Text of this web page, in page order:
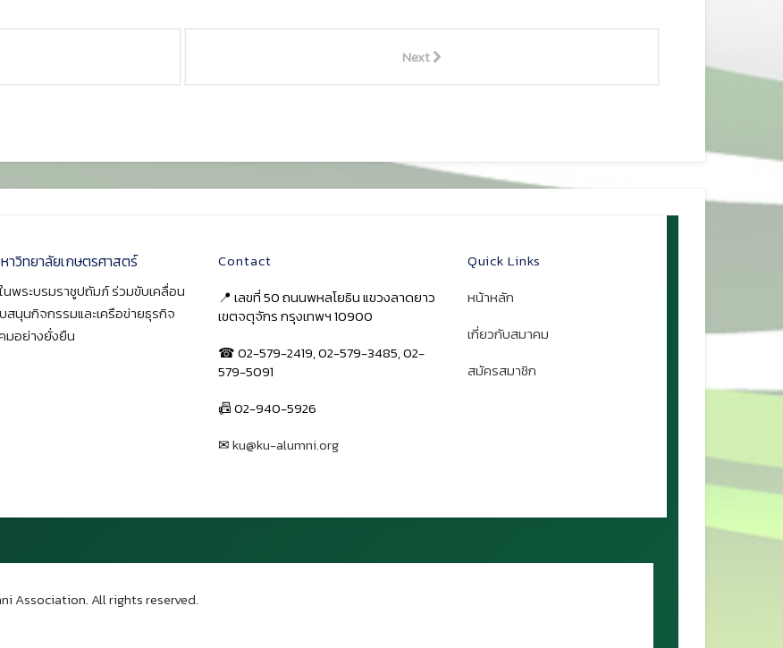
Next
าวิทยาลัยเกษตรศาสตร์
นพระบรมราชูปถัมภ์ ร่วมขับเคลื่อน
สนุนกิจกรรมและเครือข่ายธุรกิจ
มอย่างยั่งยืน
Contact
📍 เลขที่ 50 ถนนพหลโยธิน แขวงลาดยาว
เขตจตุจักร กรุงเทพฯ 10900
☎ 02-579-2419, 02-579-3485, 02-
579-5091
📠 02-940-5926
✉ku@ku-alumni.org
Quick Links
หน้าหลัก
เกี่ยวกับสมาคม
สมัครสมาชิก
Association. All rights reserved.